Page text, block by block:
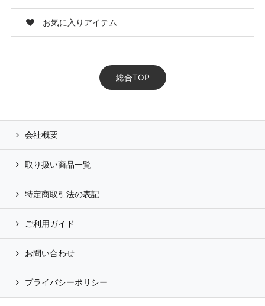
お気に入りアイテム
総合TOP
会社概要
取り扱い商品一覧
特定商取引法の表記
ご利用ガイド
お問い合わせ
プライバシーポリシー